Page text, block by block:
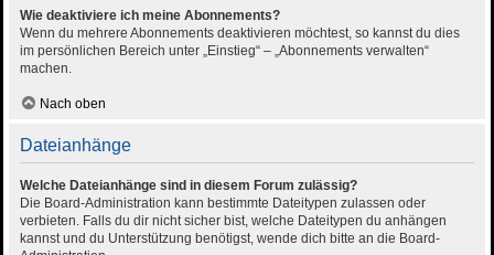
Wie deaktiviere ich meine Abonnements?
Wenn du mehrere Abonnements deaktivieren möchtest, so kannst du dies
im persönlichen Bereich unter „Einstieg“ – „Abonnements verwalten“
machen.
Nach oben
Dateianhänge
Welche Dateianhänge sind in diesem Forum zulässig?
Die Board-Administration kann bestimmte Dateitypen zulassen oder
verbieten. Falls du dir nicht sicher bist, welche Dateitypen du anhängen
kannst und du Unterstützung benötigst, wende dich bitte an die Board-